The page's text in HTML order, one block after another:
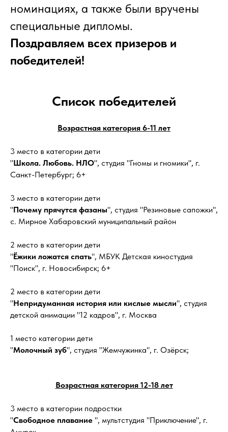
номинациях, а также были вручены
специальные дипломы.
Поздравляем всех призеров и
победителей!
Список победителей
Возрастная категория 6-11 лет
3 место в категории дети
"Школа. Любовь. НЛО", студия "Гномы и гномики", г.
Санкт-Петербург; 6+
3 место в категории дети
"Почему прячутся фазаны", студия "Резиновые сапожки",
с. Мирное Хабаровский муниципальный район
2 место в категории дети
"Ёжики ложатся спать", МБУК Детская киностудия
"Поиск", г. Новосибирск; 6+
2 место в категории дети
"Непридуманная история или кислые мысли", студия
детской анимации "12 кадров", г. Москва
1 место категории дети
"Молочный зуб", студия "Жемчужинка", г. Озёрск;
Возрастная категория 12-18 лет
3 место в категории подростки
"Свободное плавание ", мультстудия "Приключение", г.